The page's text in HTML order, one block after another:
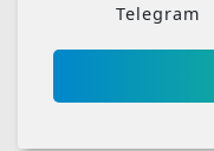
Telegram